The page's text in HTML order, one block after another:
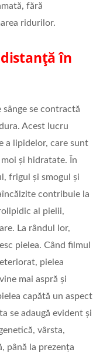
fără
ridurilor.
în
sânge se contractă
Acest lucru
a lipidelor, care sunt
și hidratate. În
frigul și smogul și
contribuie la
al pielii,
La rândul lor,
pielea. Când filmul
pielea
mai aspră și
capătă un aspect
se adaugă evident și
vârsta,
până la prezența